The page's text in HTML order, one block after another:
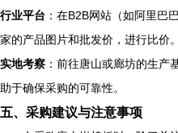
行业平台 ：在B2B网站（如阿里巴
家的产品图片和批发价，进行比价。
实地考察 ：前往唐山或廊坊的生产
助于确保采购的可靠性。
五、采购建议与注意事项